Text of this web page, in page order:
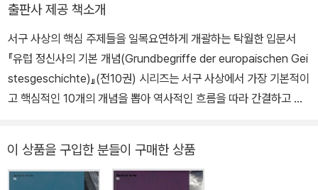
더스(Gu?nther Anders)』(1993), 『칼 마르크스 1818-1989(Karl
om Nutzen und Nachteil des Denken fu?r das Leben)』(199
8), 『가상을 향한 의지(Der Wille zum Schein)』(2005), 『아름다
움(Scho?nheit)』(2009), 『염세주의에 대한 낙관적 시선(Ein opti
mistischer Blick auf den Pessimismus)』(2013), 『도전으로서의
출판사 제공 책소개
서구 사상의 핵심 주제들을 일목요연하게 개괄하는 탁월한 입문서
『유럽 정신사의 기본 개념(Grundbegriffe der europaischen Gei
stesgeschichte)』(전10권) 시리즈는 서구 사상에서 가장 기본적이
고 핵심적인 10개의 개념을 뽑아 역사적인 흐름을 따라 간결하고 명
현실에서도 끊임없이 응용되었다. 이 개념들은 종종 모순된 역사를
안고 있지만, 그 역사를 도외시하면 서구 문화 및 세계 문화 전반의 전
이 상품을 구입한 분들이 구매한 상품